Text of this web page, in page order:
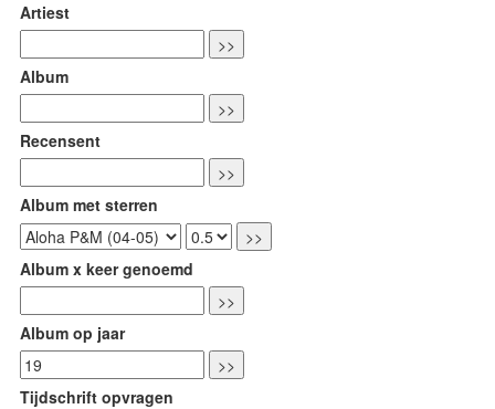
Artiest
Album
Recensent
Album met sterren
Album x keer genoemd
Album op jaar
Tijdschrift opvragen